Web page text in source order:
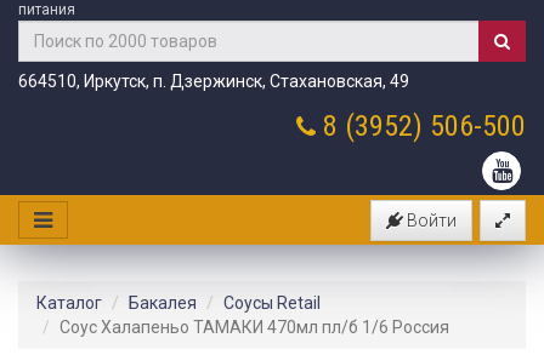
питания
664510, Иркутск, п. Дзержинск, Стахановская, 49
8 (3952) 506-500
Войти
Каталог Бакалея
Соусы Retail
Соус Халапеньо ТАМАКИ 470мл пл/б 1/6 Россия